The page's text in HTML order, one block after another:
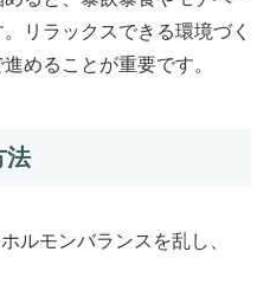
リラックスできる環境づく
めることが重要です。
法
ルモンバランスを乱し、